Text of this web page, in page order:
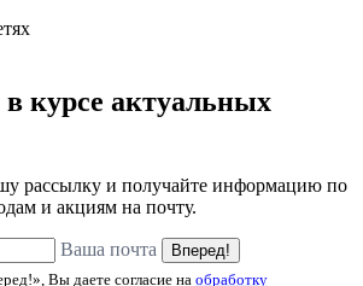
курсе актуальных
рассылку и получайте информацию по
и акциям на почту.
Ваша почта
Вперед!
Вы даете согласие на обработку